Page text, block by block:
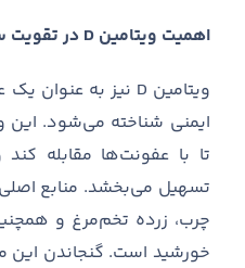
اهمیت ویتامین D در تقویت سیستم ایمنی
ویتامین
نیز به عنوان
ایمنی شناخته میشود. این
تا با عفونتها مقابله
تسهیل میبخشد. منابع
چرب، زرده تخممرغ و
خورشید است. گنجاندن این